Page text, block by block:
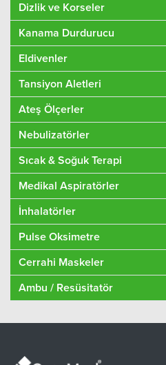
Dizlik ve Korseler
Kanama Durdurucu
Eldivenler
Tansiyon Aletleri
Ateş Ölçerler
Nebulizatörler
Sıcak & Soğuk Terapi
Medikal Aspiratörler
İnhalatörler
Pulse Oksimetre
Cerrahi Maskeler
Ambu / Resüsitatör